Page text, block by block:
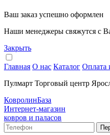
Ваш заказ успешно оформлен
Наши менеджеры свяжутся с
Закрыть
Главная О нас Каталог Оплата
Пулмарт Торговый центр
КовролинБаза
Интернет-магазин
ковров и паласов